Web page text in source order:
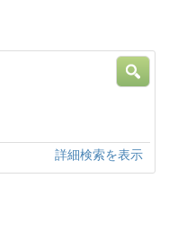
詳細検索を表示